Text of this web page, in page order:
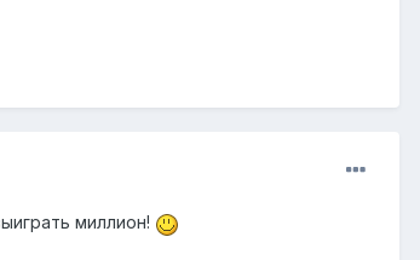
миллион!